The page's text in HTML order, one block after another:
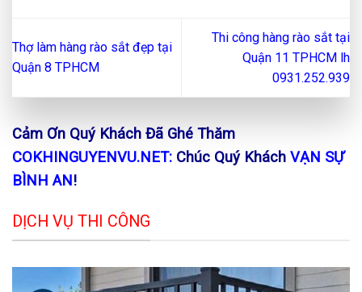
Thợ làm hàng rào sắt đẹp tại
Quận 8 TPHCM
Thi công hàng rào sắt tại
Quận 11 TPHCM lh
0931.252.939
Cảm Ơn Quý Khách Đã Ghé Thăm
COKHINGUYENVU.NET: Chúc Quý Khách VẠN SỰ
BÌNH AN!
DỊCH VỤ THI CÔNG